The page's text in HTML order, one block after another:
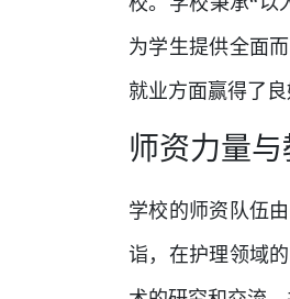
为学生提供全面
就业方面赢得了良
师资力量
学校的师资队伍
诣，在护理领域